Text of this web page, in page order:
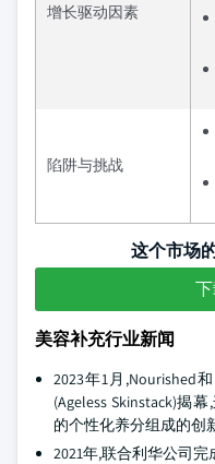
增长驱动因素
陷阱与挑战
这个市场
美容补充行业新闻
2023年1月,Nourished
(Ageless Skinstack)揭
的个性化养分组成的创
2021年,联合利华公司